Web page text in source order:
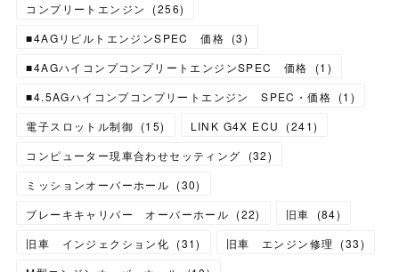
コンプリートエンジン
(256)
■4AGリビルトエンジンSPEC 価格 (3)
■4AGハイコンプコンプリートエンジンSPEC 価格
(1 )
■4.5AGハイコンプコンプリートエンジン SPEC・価格 (1 )
電子スロットル制御 (15) LINK G4X ECU (241)
コンピューター現車合わせセッティング
(32)
ミッションオーバーホール (30)
ブレーキキャリパー オーバーホール (22) 旧車 (84)
旧車 インジェクション化 (31) 旧車 エンジン修理 (33)